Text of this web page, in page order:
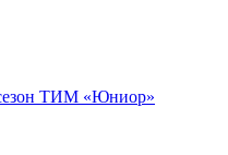
сезон ТИМ «Юниор»